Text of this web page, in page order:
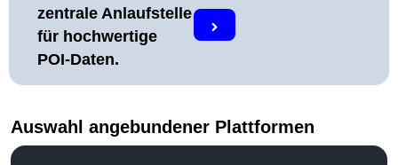
zentrale Anlaufstelle
für hochwertige
POI-Daten.
Auswahl angebundener Plattformen